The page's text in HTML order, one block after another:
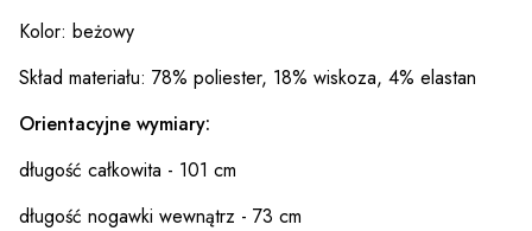
Kolor: beżowy
Skład materiału: 78% poliester, 18% wiskoza, 4% elastan
Orientacyjne wymiary:
długość całkowita - 101 cm
długość nogawki wewnątrz - 73 cm